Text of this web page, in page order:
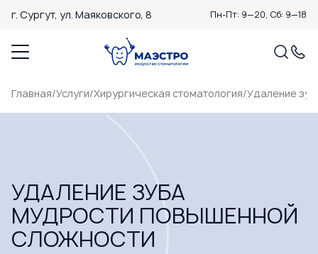
г. Сургут, ул. Маяковского, 8 Пн-Пт: 9—20, Сб: 9—18
Главная/Услуги/Хирургическая стоматология/Удаление
УДАЛЕНИЕ ЗУБА
МУДРОСТИ ПОВЫШЕННОЙ
СЛОЖНОСТИ